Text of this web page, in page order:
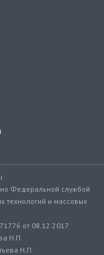
Федеральной службой
технологий и массовых
от 08.12.2017
Н.П.
Н.П.